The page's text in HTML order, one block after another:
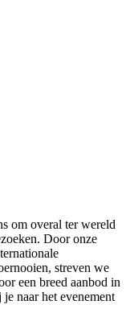
om overal ter wereld
Door onze
streven we
een breed aanbod in
naar het evenement